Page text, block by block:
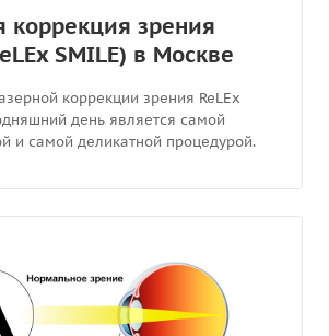
коррекция зрения
SMILE) в Москве
коррекции зрения ReLEx
день является самой
и самой деликатной процедурой.